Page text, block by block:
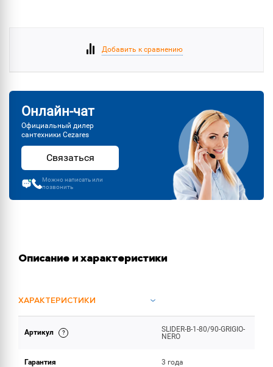
Добавить к сравнению
Онлайн-чат
Официальный дилер
сантехники Cezares
Связаться
Можно написать или
позвонить
Описание и характеристики
ХАРАКТЕРИСТИКИ
ОБЪЕМ ПОСТАВКИ
Артикул
SLIDER-B-1-80/90-GRIGIO-
NERO
Гарантия 3 года